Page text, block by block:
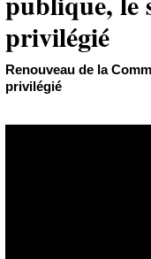
privilégié
Renouveau de la
privilégié